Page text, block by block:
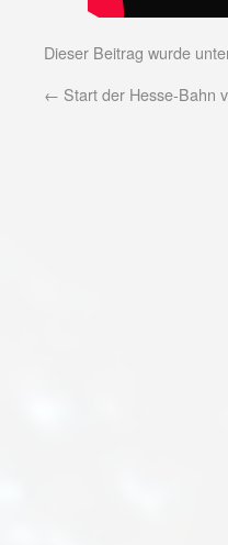
Dieser Beitrag wurde
← Start der Hesse-Bahn